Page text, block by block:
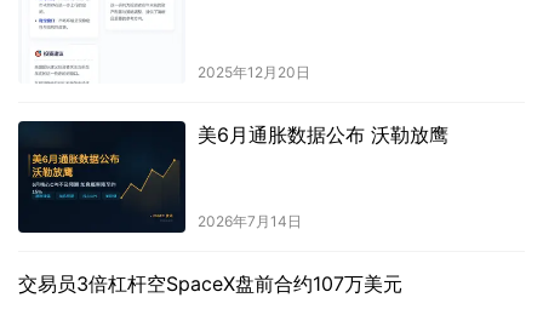
2025年12月20日
美6月通胀数据公布 沃勒放鹰
2026年7月14日
交易员3倍杠杆空SpaceX盘前合约107万美元